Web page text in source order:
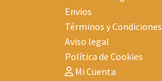
Envios
Términos y Condiciones
Aviso legal
Política de Cookies
Mi Cuenta